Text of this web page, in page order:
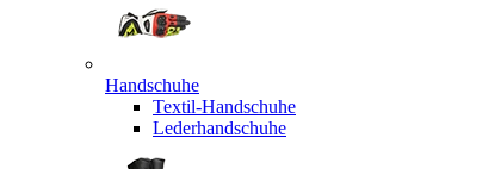
Handschuhe
Textil-Handschuhe
Lederhandschuhe